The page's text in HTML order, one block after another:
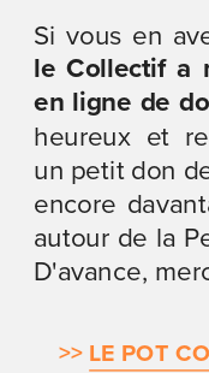
le Collectif a
en ligne de
heureux et
un petit don
encore
autour de la
D'avance,
>> LE POT